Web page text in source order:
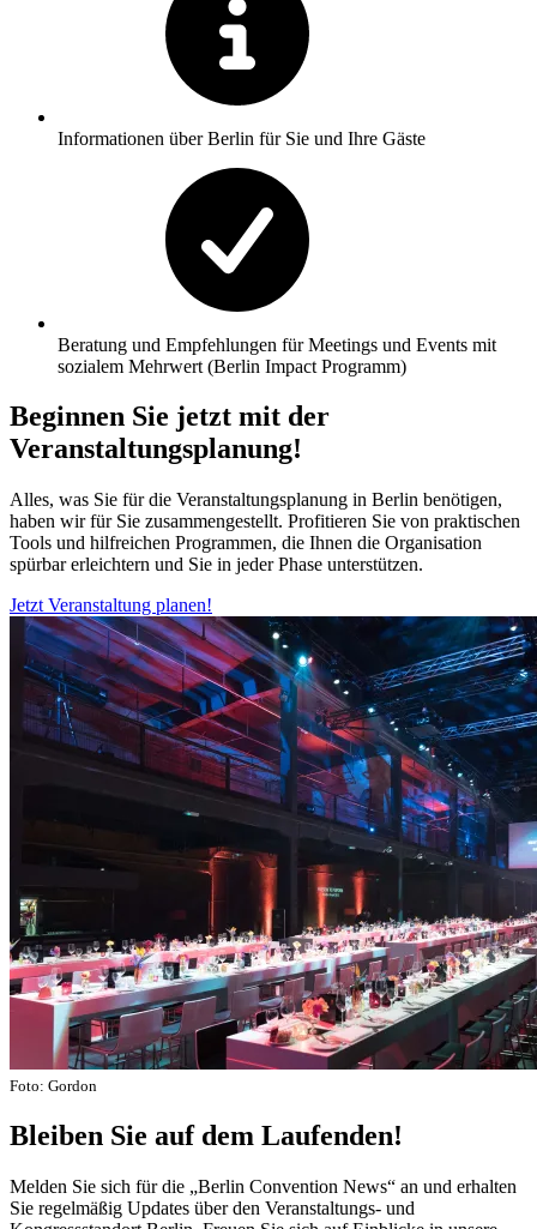
Informationen über Berlin für Sie und Ihre Gäste
Beratung und Empfehlungen für Meetings und Events mit
sozialem Mehrwert (Berlin Impact Programm)
Beginnen Sie jetzt mit der
Veranstaltungsplanung!
Alles, was Sie für die Veranstaltungsplanung in Berlin benötigen,
haben wir für Sie zusammengestellt. Profitieren Sie von praktischen
Tools und hilfreichen Programmen, die Ihnen die Organisation
spürbar erleichtern und Sie in jeder Phase unterstützen.
Jetzt Veranstaltung planen!
Foto: Gordon
Bleiben Sie auf dem Laufenden!
Melden Sie sich für die „Berlin Convention News“ an und erhalten
Sie regelmäßig Updates über den Veranstaltungs- und